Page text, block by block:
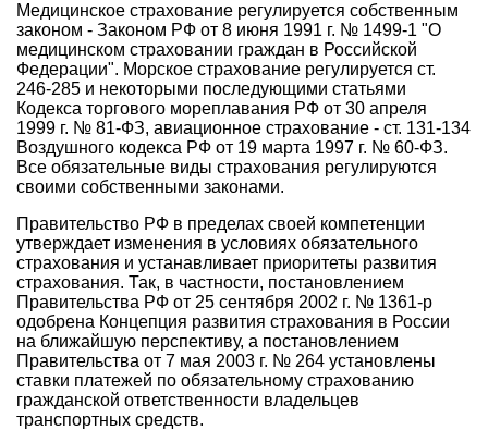
Медицинское страхование регулируется собственным
законом - Законом РФ от 8 июня 1991 г. № 1499-1 "О
медицинском страховании граждан в Российской
Федерации". Морское страхование регулируется ст.
246-285 и некоторыми последующими статьями
Кодекса торгового мореплавания РФ от 30 апреля
1999 г. № 81-ФЗ, авиационное страхование - ст. 131-134
Воздушного кодекса РФ от 19 марта 1997 г. № 60-ФЗ.
Все обязательные виды страхования регулируются
своими собственными законами.
Правительство РФ в пределах своей компетенции
утверждает изменения в условиях обязательного
страхования и устанавливает приоритеты развития
страхования. Так, в частности, постановлением
Правительства РФ от 25 сентября 2002 г. № 1361-р
одобрена Концепция развития страхования в России
на ближайшую перспективу, а постановлением
Правительства от 7 мая 2003 г. № 264 установлены
ставки платежей по обязательному страхованию
гражданской ответственности владельцев
транспортных средств.